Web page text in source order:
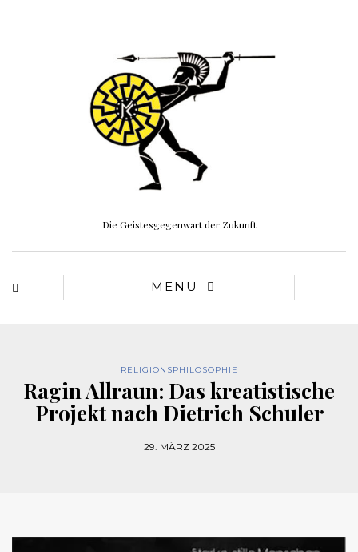
Die Geistesgegenwart der Zukunft
MENU
RELIGIONSPHILOSOPHIE
Ragin Allraun: Das kreatistische
Projekt nach Dietrich Schuler
29. MÄRZ 2025